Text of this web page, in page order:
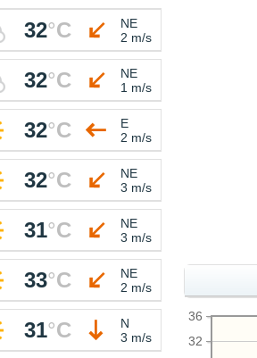
32
36
32°C
NE
2 m/s
32°C
NE
1 m/s
32°C
E
2 m/s
32°C
NE
3 m/s
31°C
NE
3 m/s
33°C
NE
2 m/s
31°C
N
3 m/s